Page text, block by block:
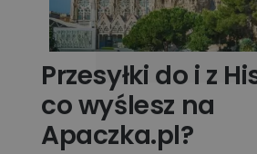
Przesyłki do i z
co wyślesz na
Apaczka.pl?